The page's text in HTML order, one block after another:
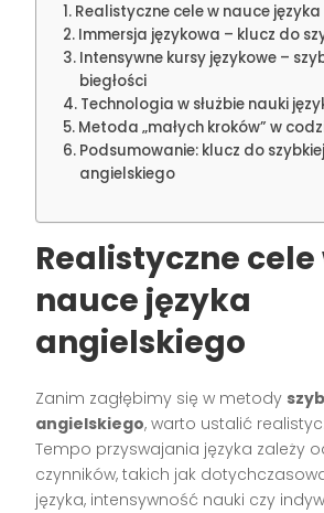
Realistyczne cele w nauce
Immersja językowa – klucz do
Intensywne kursy językowe –
biegłości
Technologia w służbie nauki
Metoda „małych kroków” w
Podsumowanie: klucz do
angielskiego
Realistyczne cele
nauce języka
angielskiego
Zanim zagłębimy się w metody
angielskiego, warto ustalić
Tempo przyswajania języka zależy
czynników, takich jak
języka, intensywność nauki czy